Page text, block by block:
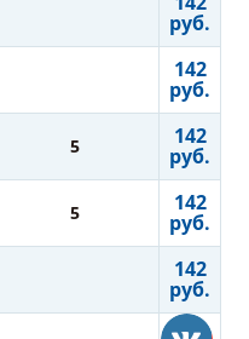
руб.
142
руб.
5 142
руб.
5 142
руб.
142
руб.